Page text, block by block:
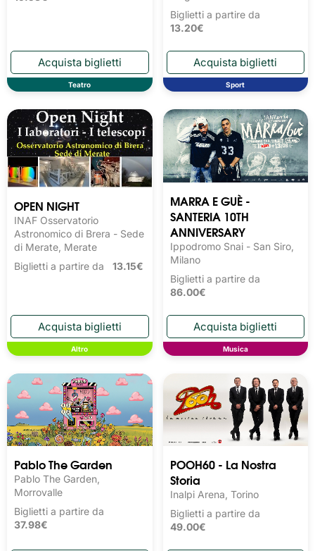
Teatro
Biglietti a partire da
13.20€
Sport
OPEN NIGHT
INAF Osservatorio
Astronomico di Brera - Sede
di Merate, Merate
Biglietti a partire da 13.15€
Altro
MARRA E GUÈ -
SANTERIA 10TH
ANNIVERSARY
Ippodromo Snai - San Siro,
Milano
Biglietti a partire da
86.00€
Musica
Pablo The Garden
Pablo The Garden,
Morrovalle
Biglietti a partire da
37.98€
POOH60 - La Nostra
Storia
Inalpi Arena, Torino
Biglietti a partire da
49.00€